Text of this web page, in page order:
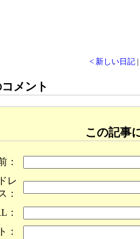
< 新しい日記 |
メント
この記事
：
レ
：
：
：